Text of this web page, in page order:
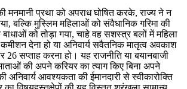
मनमानी प्रथा को अपराध घोषित करके, राज्य ने न
बल्कि मुस्लिम महिलाओं को संवैधानिक गरिमा की
बाधाओं को तोड़ा गया, चाहे वह सशस्त्र बलों में महिला
देना हो या अनिवार्य सवैतनिक मातृत्व अवकाश
सप्ताह करना हो। यह राजनीति या बयानबाजी
की अपने करियर का त्याग किए बिना अपने
आवश्यकता की ईमानदारी से स्वीकारोक्ति